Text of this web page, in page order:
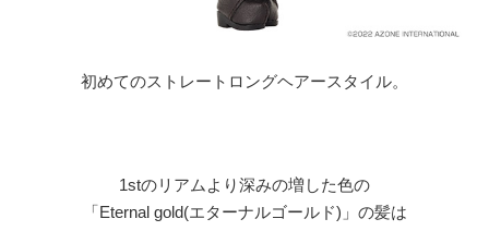
初めてのストレートロングヘアースタイル。
1stのリアムより深みの増した色の
「Eternal gold(エターナルゴールド)」の髪は